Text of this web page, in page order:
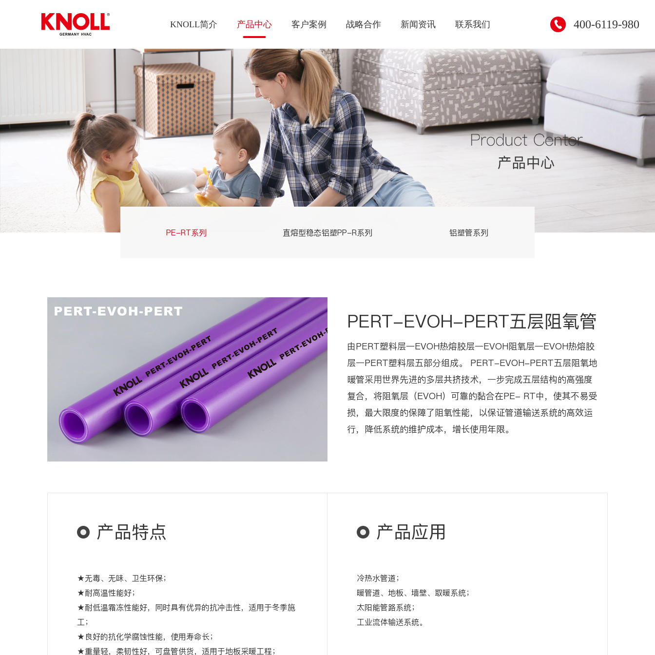
KNOLL简介 产品中心 客户案例 战略合作 新闻资讯 联系我们 400-6119-980
PE-RT系列 直熔型稳态铝塑PP-R系列 铝塑管系列 交联管系列
PERT-EVOH-PERT五层阻氧管
由PERT塑料层一EVOH热熔胶层一EVOH阻氧层一EVOH热熔胶
层一PERT塑料层五部分组成。 PERT-EVOH-PERT五层阻氧地
暖管采用世界先进的多层共挤技术，一步完成五层结构的高强度
复合，将阻氧层（EVOH）可靠的黏合在PE- RT中，使其不易受
损，最大限度的保障了阻氧性能，以保证管道输送系统的高效运
行，降低系统的维护成本，增长使用年限。
产品特点
★无毒、无味、卫生环保；
★耐高温性能好；
★耐低温霜冻性能好，同时具有优异的抗冲击性，适用于冬季施
工；
★良好的抗化学腐蚀性能，使用寿命长；
★重量轻，柔韧性好，可盘管供货，适用于地板采暖工程；
产品应用
冷热水管道；
暖管道、地板、墙壁、取暖系统；
太阳能管路系统；
工业流体输送系统。